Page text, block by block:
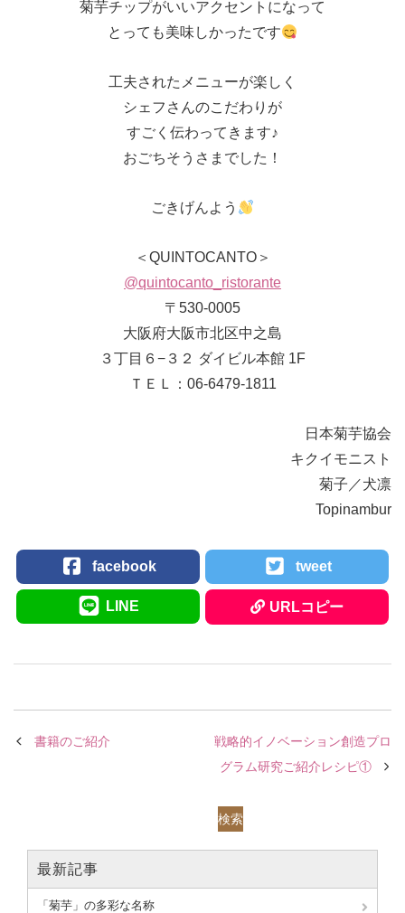
菊芋チップがいいアクセントになって
とっても美味しかったです
工夫されたメニューが楽しく
シェフさんのこだわりが
すごく伝わってきます♪
おごちそうさまでした！
ごきげんよう
＜QUINTOCANTO＞
@quintocanto_ristorante
〒530-0005
大阪府大阪市北区中之島
３丁目６−３２ ダイビル本館 1F
ＴＥＬ：06-6479-1811
日本菊芋協会
キクイモニスト
菊子／犬凛
Topinambur
facebook tweet
LINE URLコピー
書籍のご紹介
戦略的イノベーション創造プロ
グラム研究ご紹介レシピ①
検索
最新記事
「菊芋」の多彩な名称